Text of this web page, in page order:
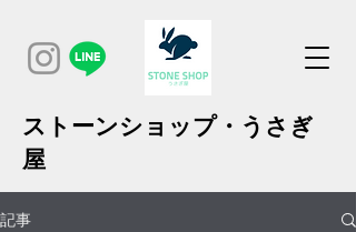
ストーンショップ・うさぎ
屋
記事